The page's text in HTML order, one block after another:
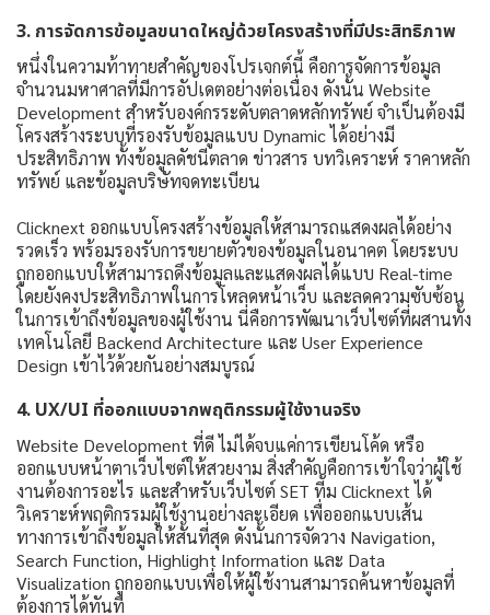
3. การจัดการข้อมูลขนาดใหญ่ด้วยโครงสร้างที่มีประสิทธิภาพ
หนึ่งในความท้าทายสำคัญของโปรเจกต์นี้ คือการจัดการข้อมูล
จำนวนมหาศาลที่มีการอัปเดตอย่างต่อเนื่อง ดังนั้น Website
Development สำหรับองค์กรระดับตลาดหลักทรัพย์ จำเป็นต้องมี
โครงสร้างระบบที่รองรับข้อมูลแบบ Dynamic ได้อย่างมี
ประสิทธิภาพ ทั้งข้อมูลดัชนีตลาด ข่าวสาร บทวิเคราะห์ ราคาหลัก
ทรัพย์ และข้อมูลบริษัทจดทะเบียน
Clicknext ออกแบบโครงสร้างข้อมูลให้สามารถแสดงผลได้อย่าง
รวดเร็ว พร้อมรองรับการขยายตัวของข้อมูลในอนาคต โดยระบบ
ถูกออกแบบให้สามารถดึงข้อมูลและแสดงผลได้แบบ Real-time
โดยยังคงประสิทธิภาพในการโหลดหน้าเว็บ และลดความซับซ้อน
ในการเข้าถึงข้อมูลของผู้ใช้งาน นี่คือการพัฒนาเว็บไซต์ที่ผสานทั้ง
เทคโนโลยี Backend Architecture และ User Experience
Design เข้าไว้ด้วยกันอย่างสมบูรณ์
4. UX/UI ที่ออกแบบจากพฤติกรรมผู้ใช้งานจริง
Website Development ที่ดี ไม่ได้จบแค่การเขียนโค้ด หรือ
ออกแบบหน้าตาเว็บไซต์ให้สวยงาม สิ่งสำคัญคือการเข้าใจว่าผู้ใช้
งานต้องการอะไร และสำหรับเว็บไซต์ SET ทีม Clicknext ได้
วิเคราะห์พฤติกรรมผู้ใช้งานอย่างละเอียด เพื่อออกแบบเส้น
ทางการเข้าถึงข้อมูลให้สั้นที่สุด ดังนั้นการจัดวาง Navigation,
Search Function, Highlight Information และ Data
Visualization ถูกออกแบบเพื่อให้ผู้ใช้งานสามารถค้นหาข้อมูลที่
ต้องการได้ทันที